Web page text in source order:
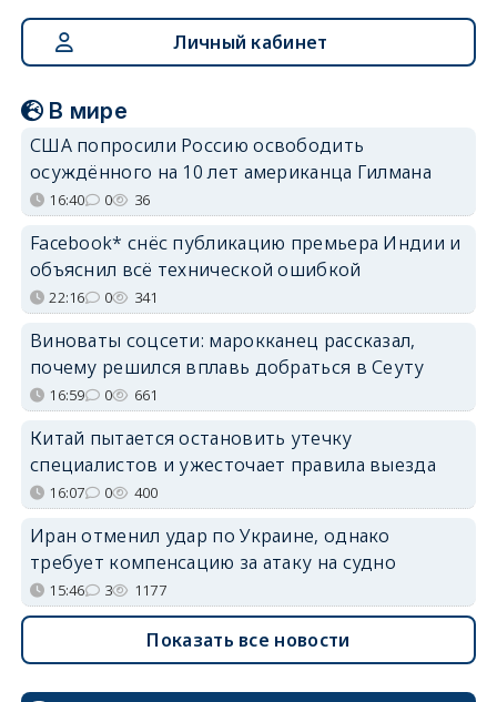
Личный кабинет
В мире
США попросили Россию освободить
осуждённого на 10 лет американца Гилмана
16:40 0 36
Facebook* снёс публикацию премьера Индии и
объяснил всё технической ошибкой
22:16 0 341
Виноваты соцсети: марокканец рассказал,
почему решился вплавь добраться в Сеуту
16:59 0 661
Китай пытается остановить утечку
специалистов и ужесточает правила выезда
16:07 0 400
Иран отменил удар по Украине, однако
требует компенсацию за атаку на судно
15:46 3 1177
Показать все новости